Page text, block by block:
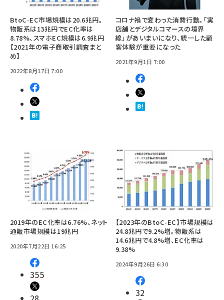
BtoC-EC市場規模は20.6兆円。
物販系は13兆円でEC化率は
8.78%、スマホEC規模は6.9兆円
【2021年の電子商取引調査まと
め】
2022年8月17日 7:00
コロナ禍で変わった消費行動。「実
店舗とデジタルコマースの境界
線」があいまいになり、統一した顧
客体験が重要になった
2021年9月1日 7:00
2019年のEC化率は6.76%、ネット
通販市場規模は19兆円
2020年7月22日 16:25
355
【2023年のBtoC-EC】市場規模は
24.8兆円で9.2%増。物販系は
14.6兆円で4.8%増、EC化率は
9.38%
2024年9月26日 6:30
32